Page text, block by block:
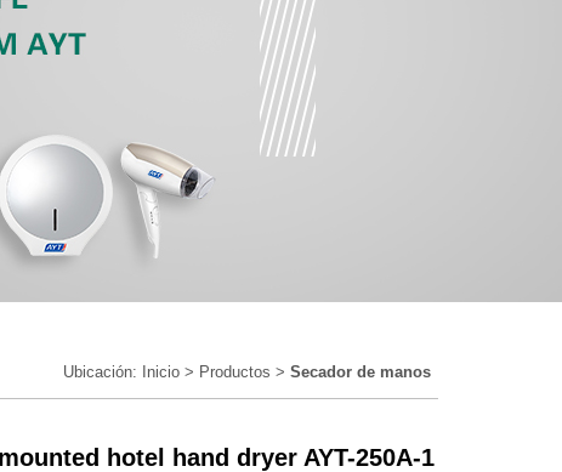
Ubicación: Inicio > Productos > Secador de manos
hotel hand dryer AYT-250A-1